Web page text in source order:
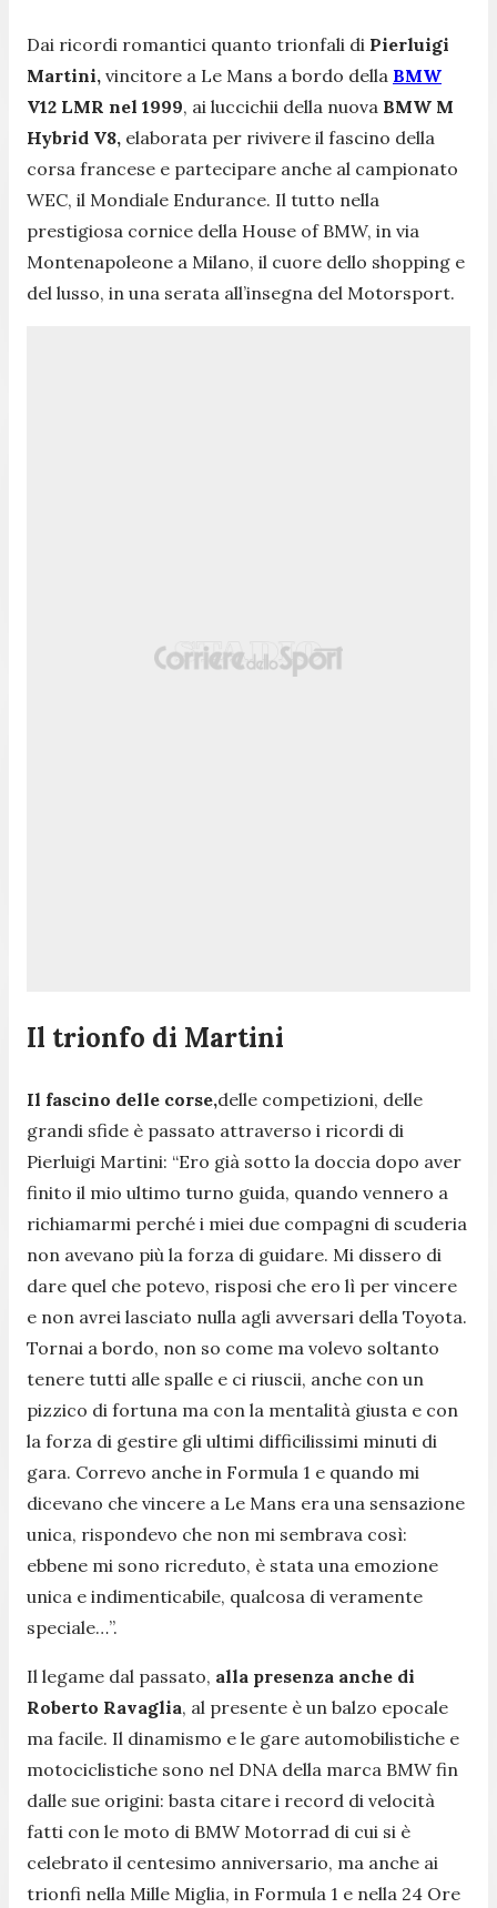
Dai ricordi romantici quanto trionfali di Pierluigi
Martini, vincitore a Le Mans a bordo della BMW
V12 LMR nel 1999, ai luccichii della nuova BMW M
Hybrid V8, elaborata per rivivere il fascino della
corsa francese e partecipare anche al campionato
WEC, il Mondiale Endurance. Il tutto nella
prestigiosa cornice della House of BMW, in via
Montenapoleone a Milano, il cuore dello shopping e
del lusso, in una serata all’insegna del Motorsport.
Il trionfo di Martini
Il fascino delle corse,delle competizioni, delle
grandi sfide è passato attraverso i ricordi di
Pierluigi Martini: “Ero già sotto la doccia dopo aver
finito il mio ultimo turno guida, quando vennero a
richiamarmi perché i miei due compagni di scuderia
non avevano più la forza di guidare. Mi dissero di
dare quel che potevo, risposi che ero lì per vincere
e non avrei lasciato nulla agli avversari della Toyota.
Tornai a bordo, non so come ma volevo soltanto
tenere tutti alle spalle e ci riuscii, anche con un
pizzico di fortuna ma con la mentalità giusta e con
la forza di gestire gli ultimi difficilissimi minuti di
gara. Correvo anche in Formula 1 e quando mi
dicevano che vincere a Le Mans era una sensazione
unica, rispondevo che non mi sembrava così:
ebbene mi sono ricreduto, è stata una emozione
unica e indimenticabile, qualcosa di veramente
speciale…”.
Il legame dal passato, alla presenza anche di
Roberto Ravaglia, al presente è un balzo epocale
ma facile. Il dinamismo e le gare automobilistiche e
motociclistiche sono nel DNA della marca BMW fin
dalle sue origini: basta citare i record di velocità
fatti con le moto di BMW Motorrad di cui si è
celebrato il centesimo anniversario, ma anche ai
trionfi nella Mille Miglia, in Formula 1 e nella 24 Ore